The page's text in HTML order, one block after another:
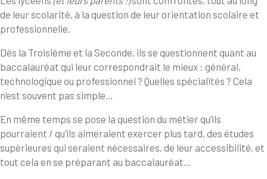
de leur scolarité, à la question de leur orientation scolaire et
professionnelle.
Dès la Troisième et la Seconde, ils se questionnent quant au
baccalauréat qui leur correspondrait le mieux : général,
technologique ou professionnel ? Quelles spécialités ? Cela
n’est souvent pas simple…
En même temps se pose la question du métier qu’ils
pourraient / qu’ils aimeraient exercer plus tard, des études
supérieures qui seraient nécessaires, de leur accessibilité, et
tout cela en se préparant au baccalauréat…